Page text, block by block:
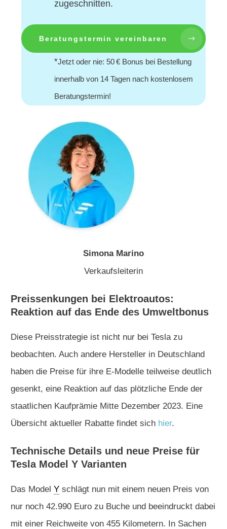
zugeschnitten.
Beratungstermin vereinbaren
*Jetzt oder nie: 50 € Bonus bei Bestellung
innerhalb von 14 Tagen nach kostenlosem
Beratungstermin!
Simona Marino
Verkaufsleiterin
Preissenkungen bei Elektroautos:
Reaktion auf das Ende des Umweltbonus
Diese Preisstrategie ist nicht nur bei Tesla zu
beobachten. Auch andere Hersteller in Deutschland
haben die Preise für ihre E-Modelle teilweise deutlich
gesenkt, eine Reaktion auf das plötzliche Ende der
staatlichen Kaufprämie Mitte Dezember 2023. Eine
Übersicht aktueller Rabatte findet sich hier.
Technische Details und neue Preise für
Tesla Model Y Varianten
Das Model Y schlägt nun mit einem neuen Preis von
nur noch 42.990 Euro zu Buche und beeindruckt dabei
mit einer Reichweite von 455 Kilometern. In Sachen